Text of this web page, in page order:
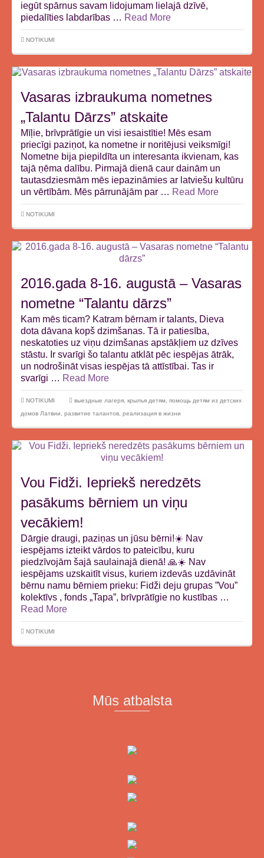
iegūt spārnus savam lidojumam lielajā dzīvē,
piedalīties labdarības … Read More
NOTIKUMI
Vasaras izbraukuma nometnes
„Talantu Dārzs” atskaite
Mīļie, brīvprātīgie un visi iesaistītie! Mēs esam
priecīgi paziņot, ka nometne ir noritējusi veiksmīgi!
Nometne bija piepildīta un interesanta ikvienam, kas
tajā ņēma dalību. Pirmajā dienā caur dainām un
tautasdziesmām mēs iepazināmies ar latviešu kultūru
un vērtībām. Mēs pārrunājām par … Read More
NOTIKUMI
2016.gada 8-16. augustā – Vasaras
nometne “Talantu dārzs”
Kam mēs ticam? Katram bērnam ir talants, Dieva
dota dāvana kopš dzimšanas. Tā ir patiesība,
neskatoties uz viņu dzimšanas apstākļiem uz dzīves
stāstu. Ir svarīgi šo talantu atklāt pēc iespējas ātrāk,
un nodrošināt visas iespējas tā attīstībai. Tas ir
svarīgi … Read More
NOTIKUMI выездные лагеря крылья детям помощь детям из детских
домов Латвии
развитие талантов реализация в жизни
Vou Fidži. Iepriekš neredzēts
pasākums bērniem un viņu
vecākiem!
Dārgie draugi, paziņas un jūsu bērni!☀️ Nav
iespējams izteikt vārdos to pateicību, kuru
piedzīvojām šajā saulainajā dienā! 🙏☀️ Nav
iespējams uzskaitīt visus, kuriem izdevās uzdāvināt
bērnu namu bērniem prieku: Fidži deju grupas ”Vou”
kolektīvs , fonds „Tapa”, brīvprātīgie no kustības …
Read More
NOTIKUMI
Mūs atbalsta